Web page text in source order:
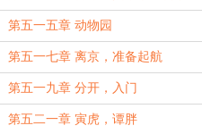
第五一五章 动物园
第五一七章 离京，准备起航
第五一九章 分开，入门
第五二一章 寅虎，谭胖